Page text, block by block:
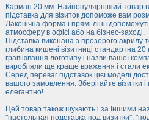
Лототрони
Ящики з акрилу
Цінники
Засоби захисту
Інформ. стенди
Карман 20 мм. Найпопулярніший товар в
підставка для візиток допоможе вам
Лаконічна форма і прямі лінії
атмосферу в офісі або на бізнес-заході.
Підставка виконана з прозорого
глибина кишені візитниці стандартна
гравіювання логотипу і назви вашої
виробляли ще краще враження і стали
Серед переваг підставок цієї моделі
вашого замовлення. Зберігайте візитки і
елегантно!
Цей товар також шукають і за іншими
"настольная подставка под визитки",